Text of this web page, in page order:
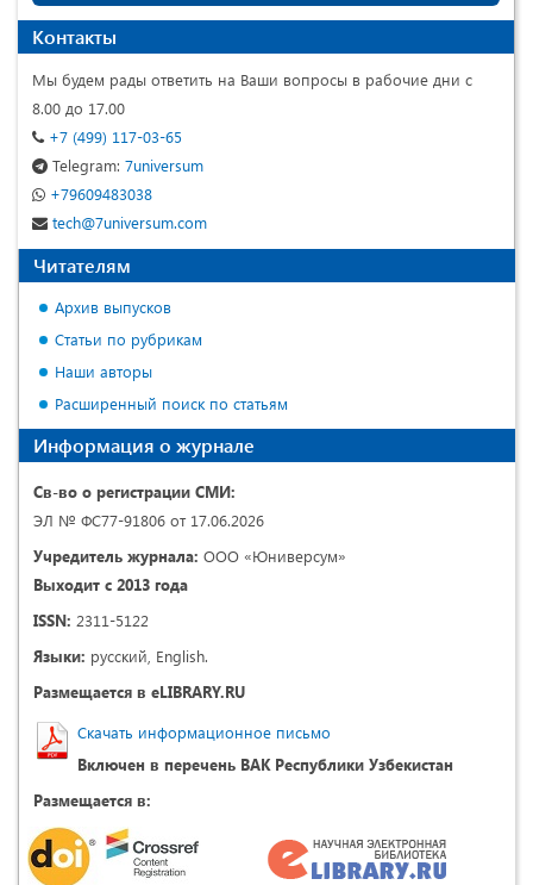
Контакты
Мы будем рады ответить на Ваши вопросы в рабочие дни с
8.00 до 17.00
+7 (499) 117-03-65
Telegram: 7universum
+79609483038
tech@7universum.com
Читателям
Архив выпусков
Статьи по рубрикам
Наши авторы
Расширенный поиск по статьям
Информация о журнале
Св-во о регистрации СМИ:
ЭЛ № ФС77-91806 от 17.06.2026
Учредитель журнала: ООО «Юниверсум»
Выходит с 2013 года
ISSN: 2311-5122
Языки: русский, English.
Размещается в eLIBRARY.RU
Скачать информационное письмо
Включен в перечень ВАК Республики Узбекистан
Размещается в: